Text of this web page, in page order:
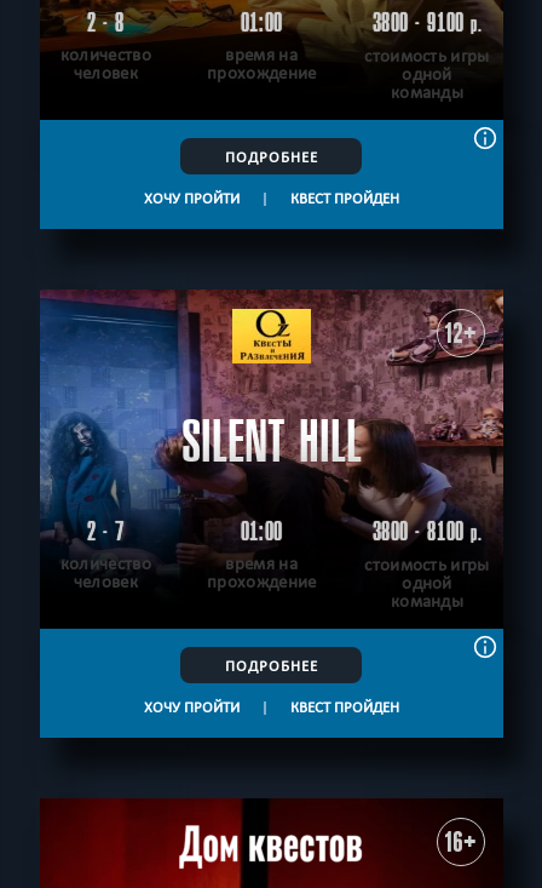
2 - 8
количество
человек
01:00
время на
прохождение
3800 - 9100р.
стоимость игры
одной
команды
ПОДРОБНЕЕ
ХОЧУ ПРОЙТИ | КВЕСТ ПРОЙДЕН
12+
SILENT HILL
2 - 7
количество
человек
01:00
время на
прохождение
3800 - 8100р.
стоимость игры
одной
команды
ПОДРОБНЕЕ
ХОЧУ ПРОЙТИ | КВЕСТ ПРОЙДЕН
16+